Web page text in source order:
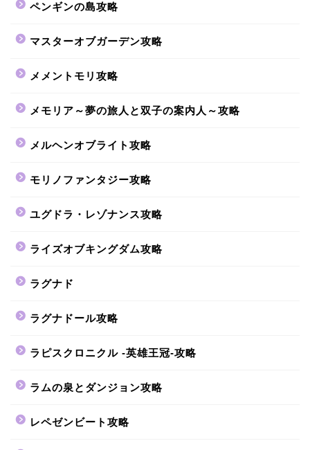
ペンギンの島攻略
マスターオブガーデン攻略
メメントモリ攻略
メモリア～夢の旅人と双子の案内人～攻略
メルヘンオブライト攻略
モリノファンタジー攻略
ユグドラ・レゾナンス攻略
ライズオブキングダム攻略
ラグナド
ラグナドール攻略
ラピスクロニクル -英雄王冠-攻略
ラムの泉とダンジョン攻略
レペゼンビート攻略